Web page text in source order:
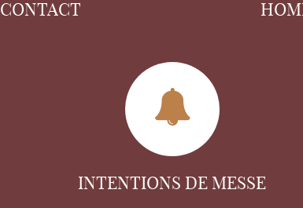
CONTACT
INTENTIONS DE MESSE